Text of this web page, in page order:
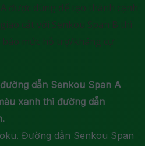
được dùng để tạo thành cạnh
cắt với Senkou Span B thì
mức hỗ trợ/kháng cự
dẫn Senkou Span A
xanh thì đường dẫn